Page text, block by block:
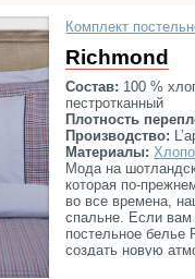
Комплект
Richmond
Состав: 100 %
пестротканный
Плотность
Производство:
Материалы:
Мода на
которая по-
во все времена,
спальне. Если вам
постельное белье
создать новую